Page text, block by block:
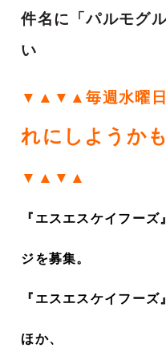
件名に「パルモグ
い
▼▲▼▲毎週水曜日
れにしようか
▼▲▼▲
『エスエスケイフー
ジを募集。
『エスエスケイフー
ほか、